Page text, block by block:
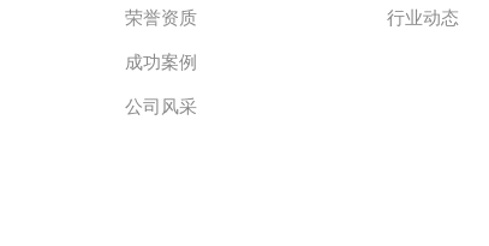
荣誉资质
成功案例
公司风采
行业动态